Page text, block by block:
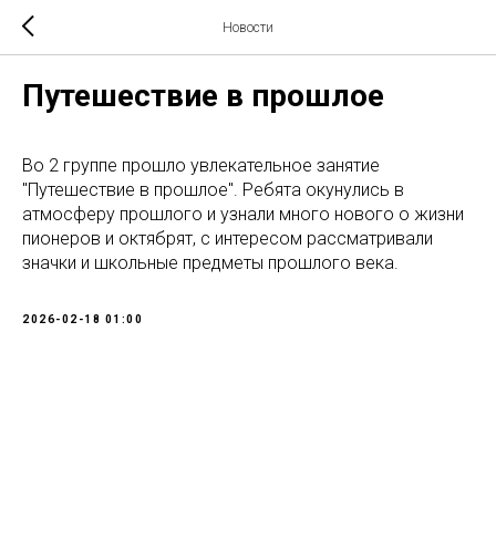
Новости
Путешествие в прошлое
Во 2 группе прошло увлекательное занятие
"Путешествие в прошлое". Ребята окунулись в
атмосферу прошлого и узнали много нового о жизни
пионеров и октябрят, с интересом рассматривали
значки и школьные предметы прошлого века.
2026-02-18 01:00